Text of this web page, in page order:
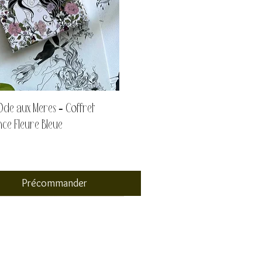
aux Mères - Coffret
Fleure Bleue
Précommander